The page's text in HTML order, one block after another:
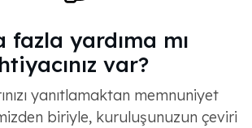
fazla yardıma mı
var?
yanıtlamaktan memnuniyet
biriyle, kuruluşunuzun çeviri